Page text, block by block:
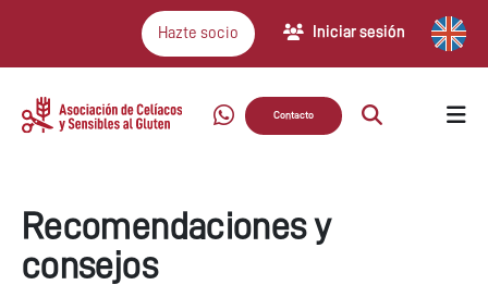
Hazte socio Iniciar sesión
Contacto
Recomendaciones y
consejos